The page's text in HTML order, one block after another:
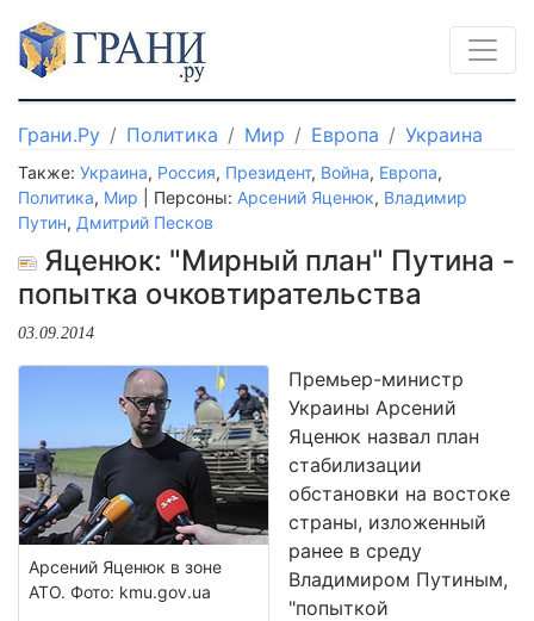
Грани.Ру Политика Мир Европа Украина
Также: Украина, Россия, Президент, Война, Европа,
Политика, Мир | Персоны: Арсений Яценюк, Владимир
Путин, Дмитрий Песков
Яценюк: "Мирный план" Путина -
попытка очковтирательства
03.09.2014
Арсений Яценюк в зоне
АТО. Фото: kmu.gov.ua
Премьер-министр
Украины Арсений
Яценюк назвал план
стабилизации
обстановки на востоке
страны, изложенный
ранее в среду
Владимиром Путиным,
"попыткой